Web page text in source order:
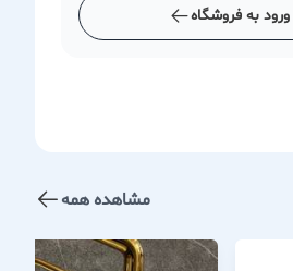
ورود به فروشگاه
مشاهده همه